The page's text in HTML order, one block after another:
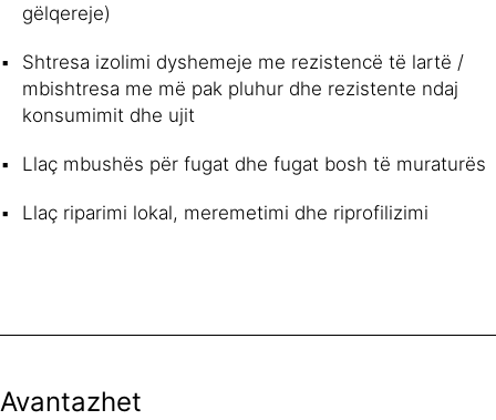
gëlqereje)
Shtresa izolimi dyshemeje me rezistencë të lartë /
mbishtresa me më pak pluhur dhe rezistente ndaj
konsumimit dhe ujit
Llaç mbushës për fugat dhe fugat bosh të muraturës
Llaç riparimi lokal, meremetimi dhe riprofilizimi
Avantazhet